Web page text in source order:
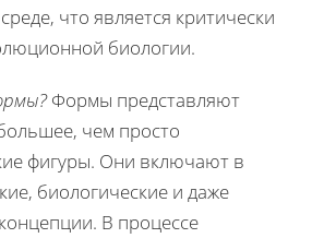
что является критически
биологии.
Формы представляют
чем просто
фигуры. Они включают в
биологические и даже
В процессе